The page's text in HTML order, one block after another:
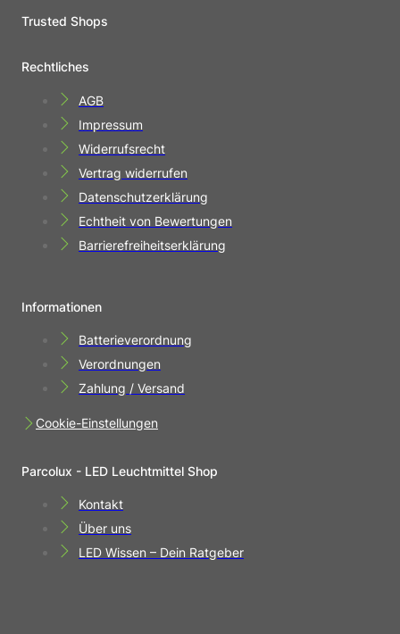
Trusted Shops
Rechtliches
AGB
Impressum
Widerrufsrecht
Vertrag widerrufen
Datenschutzerklärung
Echtheit von Bewertungen
Barrierefreiheitserklärung
Informationen
Batterieverordnung
Verordnungen
Zahlung / Versand
Cookie-Einstellungen
Parcolux - LED Leuchtmittel Shop
Kontakt
Über uns
LED Wissen – Dein Ratgeber